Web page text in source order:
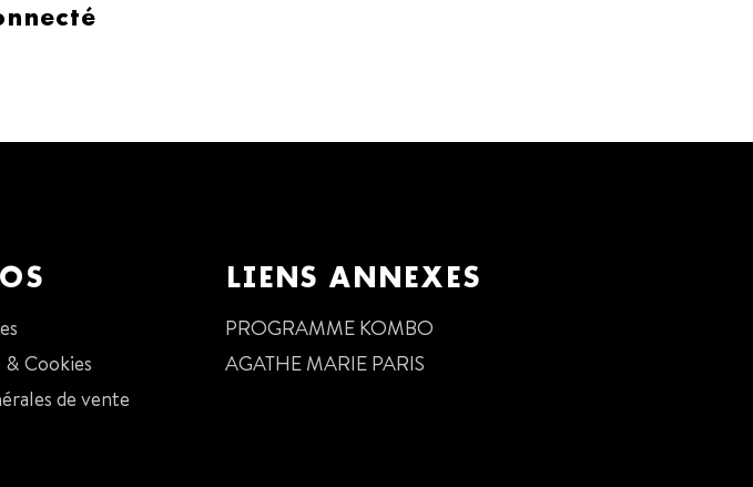
Cookies
de vente
LIENS ANNEXES
PROGRAMME KOMBO
AGATHE MARIE PARIS